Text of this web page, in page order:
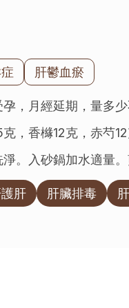
肝鬱血瘀
孕，月經延期，量多
克，香櫞12克，赤芍
淨。入砂鍋加水適量
肝 肝臟排毒